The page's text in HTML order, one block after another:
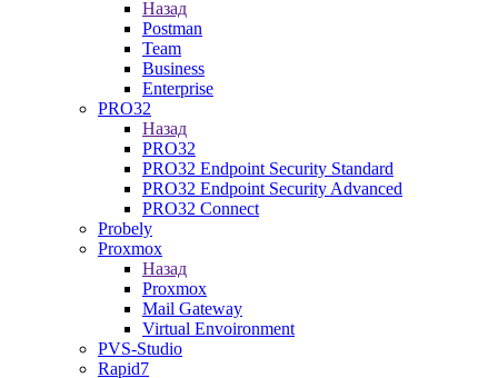
Назад
Postman
Team
Business
Enterprise
PRO32
Назад
PRO32
PRO32 Endpoint Security Standard
PRO32 Endpoint Security Advanced
PRO32 Connect
Probely
Proxmox
Назад
Proxmox
Mail Gateway
Virtual Envoironment
PVS-Studio
Rapid7